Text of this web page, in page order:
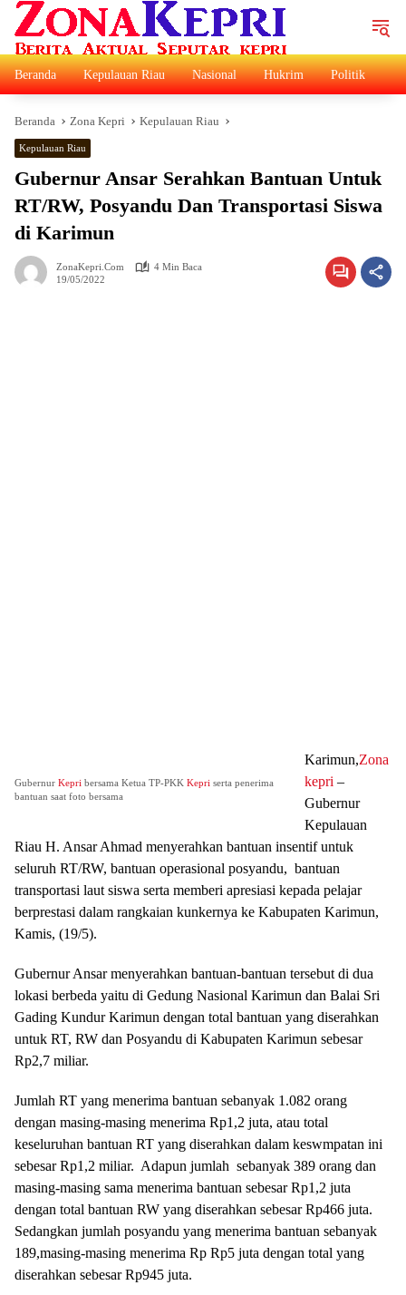
Langsung
konten
Beranda Kepulauan Riau Nasional Hukrim Politik
Beranda Zona Kepri Kepulauan Riau
Kepulauan Riau
Gubernur Ansar Serahkan Bantuan Untuk
RT/RW, Posyandu Dan Transportasi Siswa
di Karimun
ZonaKepri.com
4 Min Baca
19/05/2022
Gubernur Kepri bersama Ketua TP-PKK Kepri serta penerima
bantuan saat foto bersama
Karimun,Zona
kepri –
Gubernur
Kepulauan
Riau H. Ansar Ahmad menyerahkan bantuan insentif untuk
seluruh RT/RW, bantuan operasional posyandu, bantuan
transportasi laut siswa serta memberi apresiasi kepada pelajar
berprestasi dalam rangkaian kunkernya ke Kabupaten Karimun,
Kamis, (19/5).
Gubernur Ansar menyerahkan bantuan-bantuan tersebut di dua
lokasi berbeda yaitu di Gedung Nasional Karimun dan Balai Sri
Gading Kundur Karimun dengan total bantuan yang diserahkan
untuk RT, RW dan Posyandu di Kabupaten Karimun sebesar
Rp2,7 miliar.
Jumlah RT yang menerima bantuan sebanyak 1.082 orang
dengan masing-masing menerima Rp1,2 juta, atau total
keseluruhan bantuan RT yang diserahkan dalam keswmpatan ini
sebesar Rp1,2 miliar. Adapun jumlah sebanyak 389 orang dan
masing-masing sama menerima bantuan sebesar Rp1,2 juta
dengan total bantuan RW yang diserahkan sebesar Rp466 juta.
Sedangkan jumlah posyandu yang menerima bantuan sebanyak
189,masing-masing menerima Rp Rp5 juta dengan total yang
diserahkan sebesar Rp945 juta.